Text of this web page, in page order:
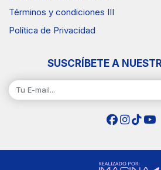
Términos y condiciones III
Política de Privacidad
SUSCRÍBETE A